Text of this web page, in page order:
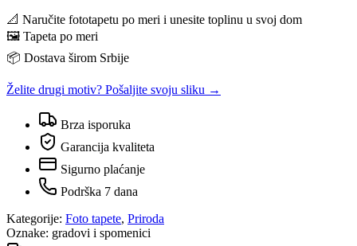
📐 Naručite fototapetu po meri i unesite toplinu u svoj dom
🖼️ Tapeta po meri
📦 Dostava širom Srbije
Želite drugi motiv? Pošaljite svoju sliku →
Brza isporuka
Garancija kvaliteta
Sigurno plaćanje
Podrška 7 dana
Kategorije: Foto tapete, Priroda
Oznake: gradovi i spomenici